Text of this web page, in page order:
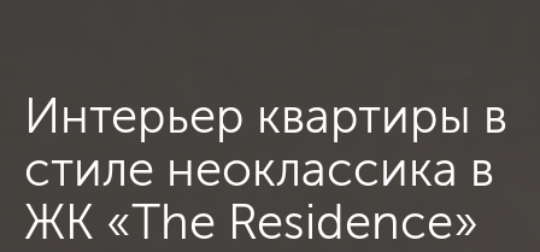
Интерьер квартиры в
стиле неоклассика в
ЖК «The Residence»